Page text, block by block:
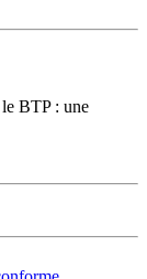
BTP : une